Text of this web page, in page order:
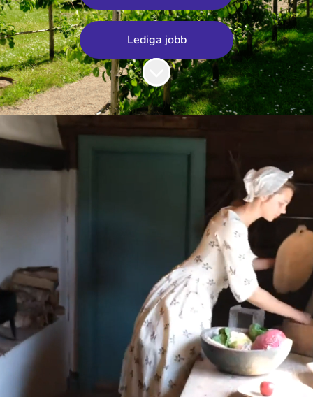
Lediga jobb
Skrolla för mer innehåll
Välkommen till
Kulturen är ett museum och friluftsmuseum
i centrala Lund som invigdes 1892. Vi är
en mångfacetterad arbetsplats med många
olika kompetenser och specialistkunskaper.